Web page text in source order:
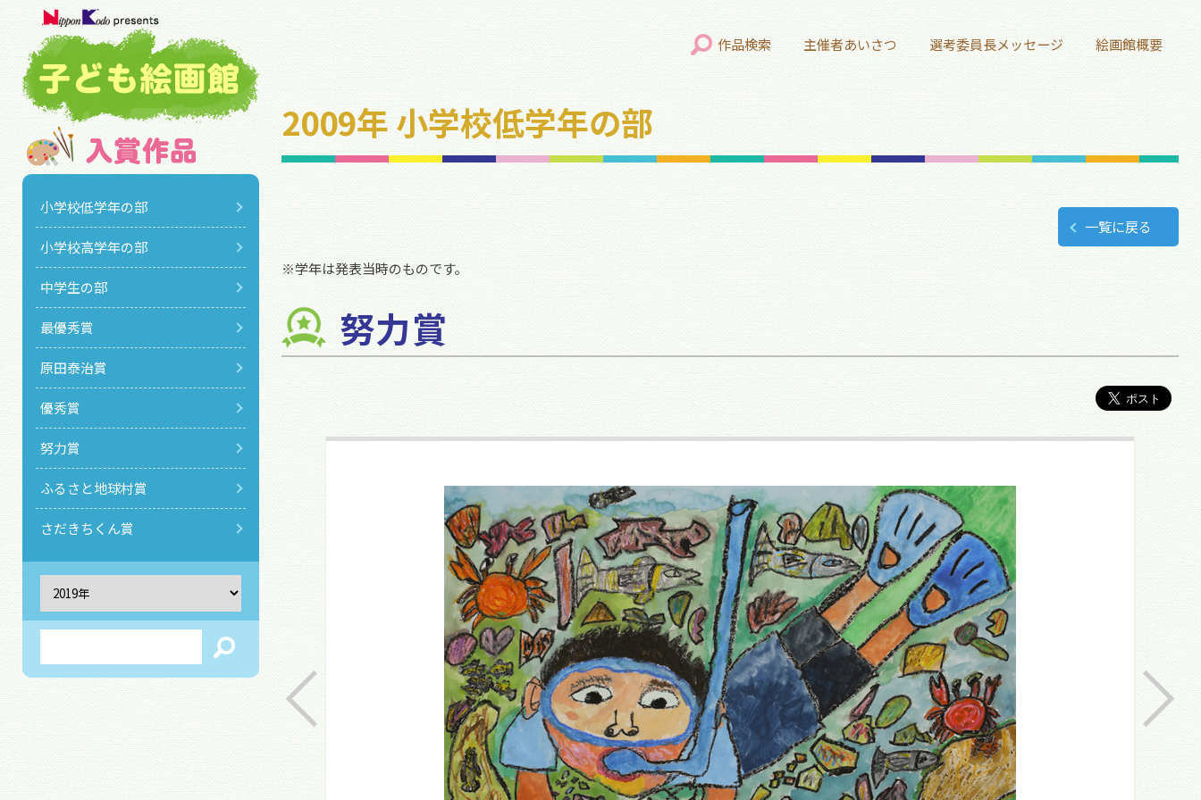
小学校低学年の部
小学校高学年の部
中学生の部
最優秀賞
原田泰治賞
優秀賞
努力賞
ふるさと地球村賞
さだきちくん賞
作品検索 主催者あいさつ 選考委員長メッセージ 絵画館概要
2009年 小学校低学年の部
一覧に戻る
※学年は発表当時のものです。
努力賞